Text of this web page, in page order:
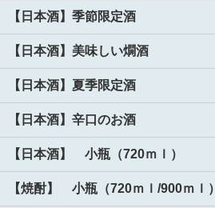
【日本酒】季節限定酒
【日本酒】美味しい燗酒
【日本酒】夏季限定酒
【日本酒】辛口のお酒
【日本酒】 小瓶（720ｍｌ）
【焼酎】 小瓶（720ｍｌ/900ｍｌ）